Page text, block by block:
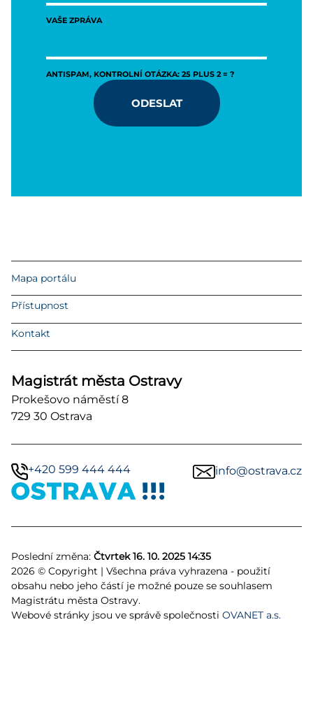
VAŠE ZPRÁVA
ANTISPAM, KONTROLNÍ OTÁZKA: 25 PLUS 2 = ?
ODESLAT
Mapa portálu
Přístupnost
Kontakt
Magistrát města Ostravy
Prokešovo náměstí 8
729 30 Ostrava
+420 599 444 444 info@ostrava.cz
Poslední změna: Čtvrtek 16. 10. 2025 14:35
2026 © Copyright | Všechna práva vyhrazena - použití
obsahu nebo jeho částí je možné pouze se souhlasem
Magistrátu města Ostravy.
Webové stránky jsou ve správě společnosti OVANET a.s.